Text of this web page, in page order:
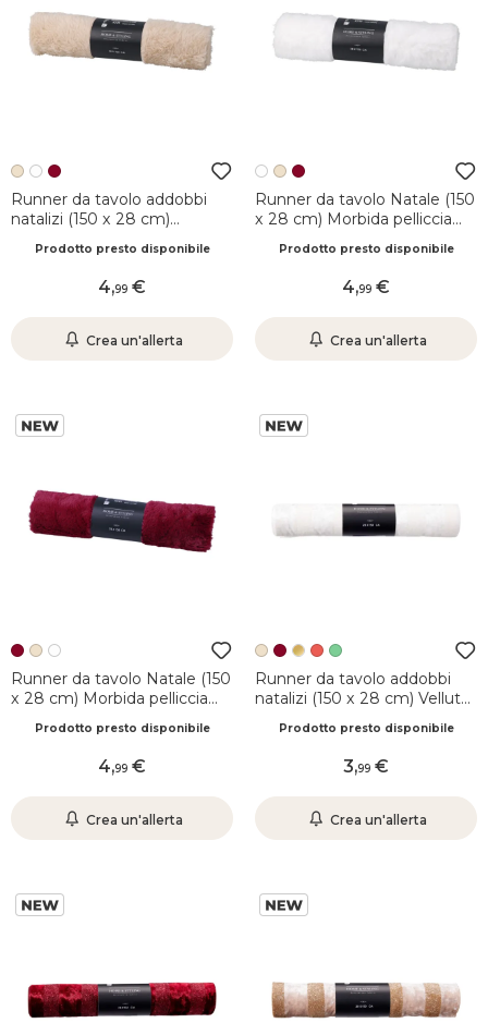
Runner da tavolo addobbi
natalizi (150 x 28 cm)
Prodotto presto disponibile
4,99
Crea un'allerta
Runner da tavolo Natale (150
x 28 cm) Morbida pelliccia
Prodotto presto disponibile
4,99
Crea un'allerta
Runner da tavolo Natale (150
x 28 cm) Morbida pelliccia
Prodotto presto disponibile
4,99
Crea un'allerta
Runner da tavolo addobbi
natalizi (150 x 28 cm) Velluto
Prodotto presto disponibile
3,99
Crea un'allerta